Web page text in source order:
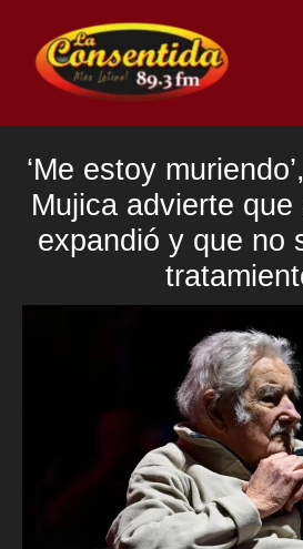
contenido
‘Me estoy
Mujica advierte
expandió y que no